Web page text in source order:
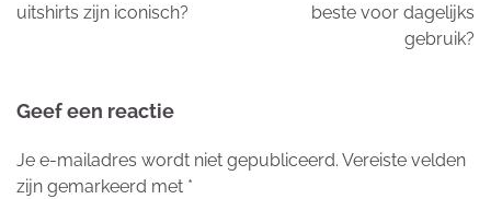
uitshirts zijn iconisch?
beste voor dagelijks
gebruik?
Geef een reactie
Je e-mailadres wordt niet gepubliceerd. Vereiste velden
zijn gemarkeerd met *